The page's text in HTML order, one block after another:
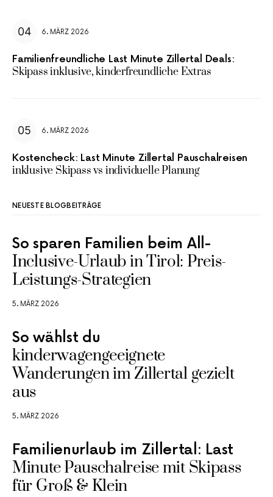
6. MÄRZ 2026
Familienfreundliche Last Minute Zillertal Deals:
Skipass inklusive, kinderfreundliche Extras
6. MÄRZ 2026
Kostencheck: Last Minute Zillertal Pauschalreisen
inklusive Skipass vs individuelle Planung
NEUESTE BLOGBEITRÄGE
So sparen Familien beim All-
Inclusive-Urlaub in Tirol: Preis-
Leistungs-Strategien
5. MÄRZ 2026
So wählst du
kinderwagengeeignete
Wanderungen im Zillertal gezielt
aus
5. MÄRZ 2026
Familienurlaub im Zillertal: Last
Minute Pauschalreise mit Skipass
für Groß & Klein